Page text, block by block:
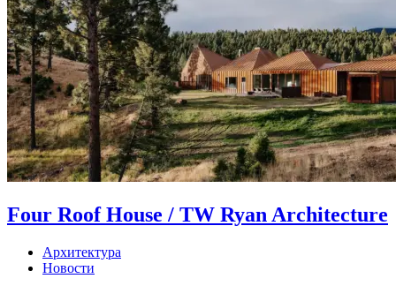
Four Roof House / TW Ryan Architecture
Архитектура
Новости